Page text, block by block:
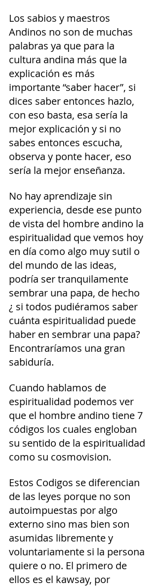
Los sabios y maestros
Andinos no son de muchas
palabras ya que para la
cultura andina más que la
explicación es más
importante “saber hacer”, si
dices saber entonces hazlo,
con eso basta, esa sería la
mejor explicación y si no
sabes entonces escucha,
observa y ponte hacer, eso
sería la mejor enseñanza.
No hay aprendizaje sin
experiencia, desde ese punto
de vista del hombre andino la
espiritualidad que vemos hoy
en día como algo muy sutil o
del mundo de las ideas,
podría ser tranquilamente
sembrar una papa, de hecho
¿ si todos pudiéramos saber
cuánta espiritualidad puede
haber en sembrar una papa?
Encontraríamos una gran
sabiduría.
Cuando hablamos de
espiritualidad podemos ver
que el hombre andino tiene 7
códigos los cuales engloban
su sentido de la espiritualidad
como su cosmovision.
Estos Codigos se diferencian
de las leyes porque no son
autoimpuestas por algo
externo sino mas bien son
asumidas libremente y
voluntariamente si la persona
quiere o no. El primero de
ellos es el kawsay, por